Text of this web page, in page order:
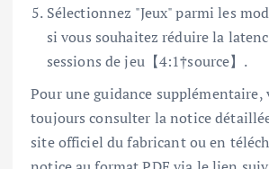
Sélectionnez "Jeux" parmi les
si vous souhaitez réduire la
sessions de jeu【4:1†source】.
Pour une guidance supplémentaire,
toujours consulter la notice
site officiel du fabricant ou en